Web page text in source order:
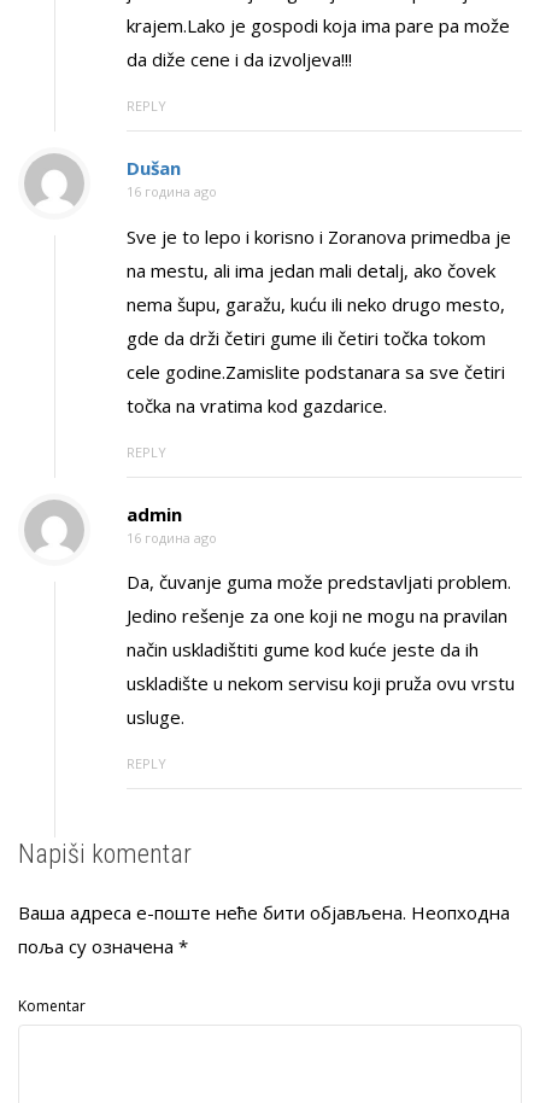
krajem.Lako je gospodi koja ima pare pa može
da diže cene i da izvoljeva!!!
REPLY
Dušan
16 година ago
Sve je to lepo i korisno i Zoranova primedba je
na mestu, ali ima jedan mali detalj, ako čovek
nema šupu, garažu, kuću ili neko drugo mesto,
gde da drži četiri gume ili četiri točka tokom
cele godine.Zamislite podstanara sa sve četiri
točka na vratima kod gazdarice.
REPLY
admin
16 година ago
Da, čuvanje guma može predstavljati problem.
Jedino rešenje za one koji ne mogu na pravilan
način uskladištiti gume kod kuće jeste da ih
uskladište u nekom servisu koji pruža ovu vrstu
usluge.
REPLY
Napiši komentar
Ваша адреса е-поште неће бити објављена. Неопходна
поља су означена *
Komentar